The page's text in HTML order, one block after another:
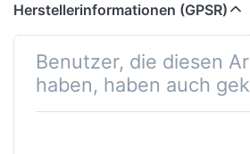
Herstellerinformationen (GPSR)
Benutzer, die diesen
haben, haben auch